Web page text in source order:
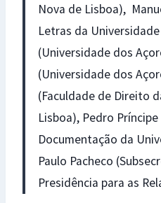
Nova de Lisboa),
Letras da
(Universidade dos
(Universidade dos
(Faculdade de Direito
Lisboa), Pedro
Documentação da
Paulo Pacheco
Presidência para as